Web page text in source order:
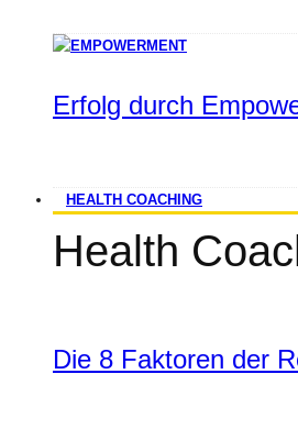
Erfolg durch
HEALTH COACHING
Health
Die 8 Faktoren der